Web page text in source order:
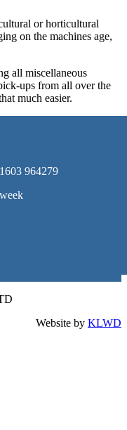
or horticultural
on the machines age,
all miscellaneous
ups from all over the
much easier.
964279
Website by KLWD